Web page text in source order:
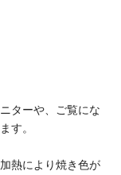
ターや、ご覧にな
す。
熱により焼き色が